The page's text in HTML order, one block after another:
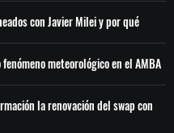
con Javier Milei y por qué
meteorológico en el AMBA
la renovación del swap con